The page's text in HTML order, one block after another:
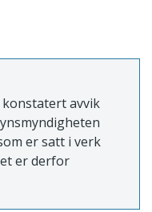
avvik
er satt i verk
er derfor